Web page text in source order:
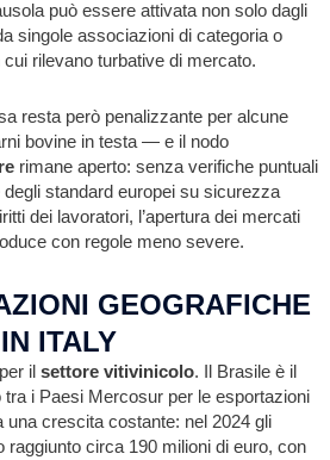
può essere attivata non solo dagli
singole associazioni di categoria o
rilevano turbative di mercato.
resta però penalizzante per alcune
bovine in testa — e il nodo
rimane aperto: senza verifiche puntuali
degli standard europei su sicurezza
dei lavoratori, l’apertura dei mercati
con regole meno severe.
GEOGRAFICHE
ITALY
il settore vitivinicolo. Il Brasile è il
i Paesi Mercosur per le esportazioni
una crescita costante: nel 2024 gli
raggiunto circa 190 milioni di euro, con